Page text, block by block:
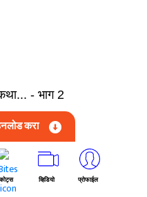
- भाग 2
करा
कोट्स व्हिडियो प्रोफाईल